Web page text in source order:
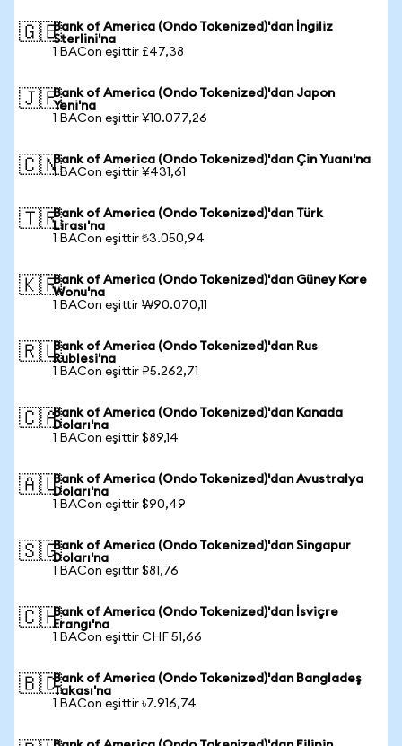
🇬🇧Bank of America (Ondo Tokenized)'dan İngiliz
Sterlini'na
1 BACon eşittir £47,38
🇯🇵Bank of America (Ondo Tokenized)'dan Japon
Yeni'na
1 BACon eşittir ¥10.077,26
🇨🇳Bank of America (Ondo Tokenized)'dan Çin Yuanı'na
1 BACon eşittir ¥431,61
🇹🇷Bank of America (Ondo Tokenized)'dan Türk
Lirası'na
1 BACon eşittir ₺3.050,94
🇰🇷Bank of America (Ondo Tokenized)'dan Güney Kore
Wonu'na
1 BACon eşittir ₩90.070,11
🇷🇺Bank of America (Ondo Tokenized)'dan Rus
Rublesi'na
1 BACon eşittir ₽5.262,71
🇨🇦Bank of America (Ondo Tokenized)'dan Kanada
Doları'na
1 BACon eşittir $89,14
🇦🇺Bank of America (Ondo Tokenized)'dan Avustralya
Doları'na
1 BACon eşittir $90,49
🇸🇬Bank of America (Ondo Tokenized)'dan Singapur
Doları'na
1 BACon eşittir $81,76
🇨🇭Bank of America (Ondo Tokenized)'dan İsviçre
Frangı'na
1 BACon eşittir CHF 51,66
🇧🇩Bank of America (Ondo Tokenized)'dan Bangladeş
Takası'na
1 BACon eşittir ৳7.916,74